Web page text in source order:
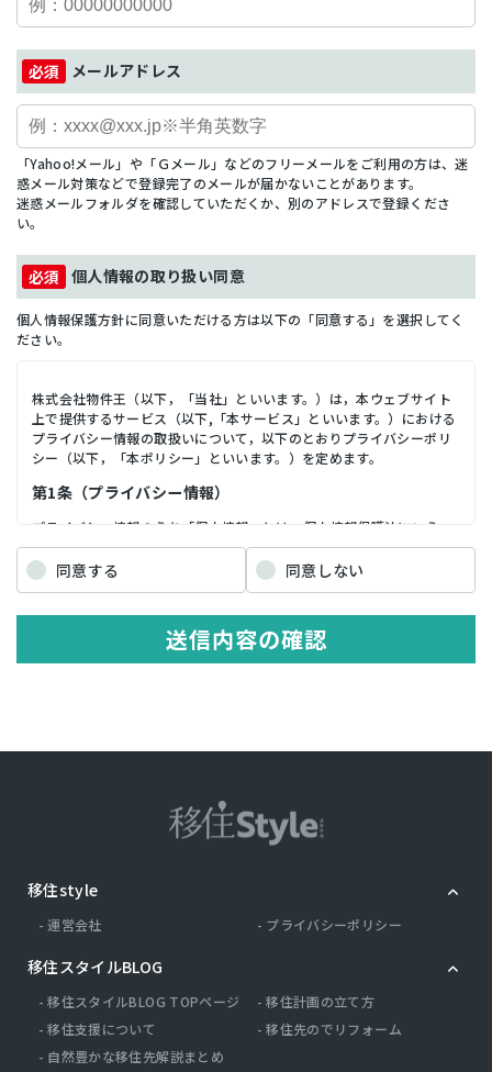
メールアドレス
「Yahoo!メール」や「Ｇメール」などのフリーメールをご利用の方は、迷
惑メール対策などで登録完了のメールが届かないことがあります。
迷惑メールフォルダを確認していただくか、別のアドレスで登録くださ
い。
個人情報の取り扱い同意
個人情報保護方針に同意いただける方は以下の「同意する」を選択してく
ださい。
株式会社物件王（以下，「当社」といいます。）は，本ウェブサイト
上で提供するサービス（以下,「本サービス」といいます。）における
プライバシー情報の取扱いについて，以下のとおりプライバシーポリ
シー（以下，「本ポリシー」といいます。）を定めます。
第1条（プライバシー情報）
プライバシー情報のうち「個人情報」とは，個人情報保護法にいう
「個人情報」を指すものとし，生存する個人に関する情報であって，
当該情報に含まれる氏名，生年月日，住所，電話番号，連絡先その他
の記述等により特定の個人を識別できる情報を指します。 プライバシ
情報」以外のものをいい，ご利用いただいたサービスやご購入いただ
いた商品，ご覧になったページや広告の履歴，ユーザーが検索された
検索キーワード，ご利用日時，ご利用の方法，ご利用環境，郵便番号
第２条（プライバシー情報の収集方法）
番号，メールアドレス，銀行口座番号，クレジットカード番号，運転
免許証番号などの個人情報をお尋ねすることがあります。また，ユー
ザーと提携先などとの間でなされたユーザーの個人情報を含む取引記
配信先などを含みます。以下，｢提携先｣といいます。）などから収集
することがあります。 当社は，ユーザーについて，利用したサービス
やソフトウエア，購入した商品，閲覧したページや広告の履歴，検索
じてご利用の場合の当該端末の通信状態，利用に際しての各種設定情
報なども含みます），IPアドレス，クッキー情報，位置情報，端末の
個体識別情報などの履歴情報および特性情報を，ユーザーが当社や提
携先のサービスを利用しまたはページを閲覧する際に収集します。
第３条（個人情報を収集・利用する目的）
同意する 同意しない
送信内容の確認
移住style
運営会社 プライバシーポリシー
移住スタイルBLOG
移住スタイルBLOG TOPページ
移住計画の立て方
移住支援について
移住先のでリフォーム
自然豊かな移住先解説まとめ